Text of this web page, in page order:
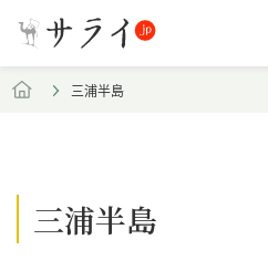
三浦半島
三浦半島